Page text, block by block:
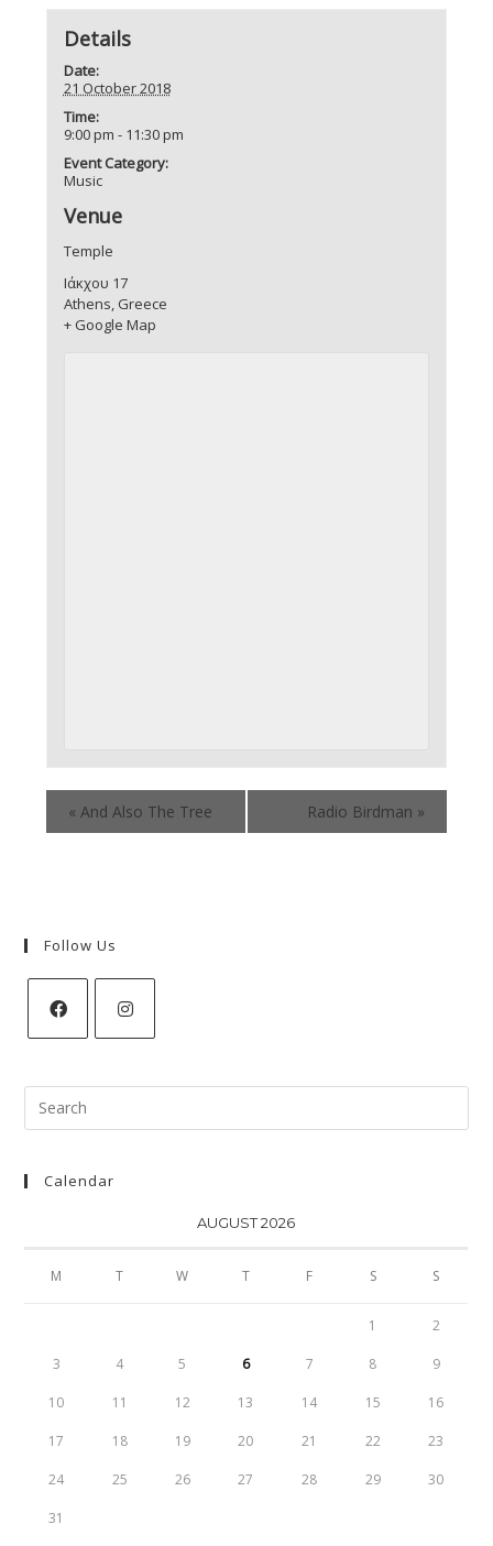
Details
Date:
21 October 2018
Time:
9:00 pm - 11:30 pm
Event Category:
Music
Venue
Temple
Ιάκχου 17
Athens, Greece
+ Google Map
« And Also The Tree Radio Birdman »
Follow Us
Search
for:
Calendar
AUGUST 2026
M T W T F S S
1 2
3 4 5 6 7 8 9
10 11 12 13 14 15 16
17 18 19 20 21 22 23
24 25 26 27 28 29 30
31